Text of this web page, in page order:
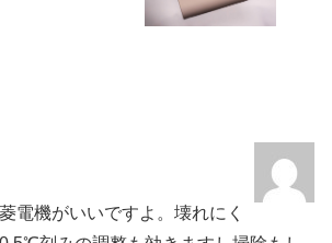
電機がいいですよ。壊れにく